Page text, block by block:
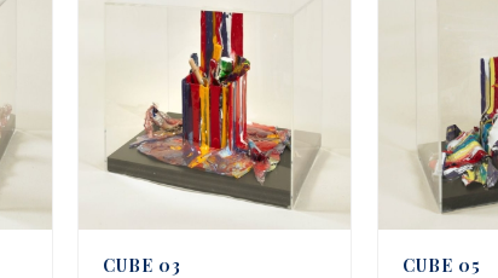
CUBE 03 CUBE 05